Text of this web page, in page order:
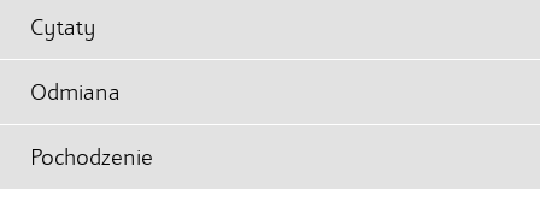
Cytaty
Odmiana
Pochodzenie